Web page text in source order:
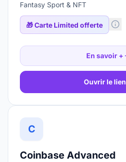
Fantasy Sport & NFT
🎁Carte Limited offerte
En savoir +
Ouvrir le lien
C
Coinbase Advanced